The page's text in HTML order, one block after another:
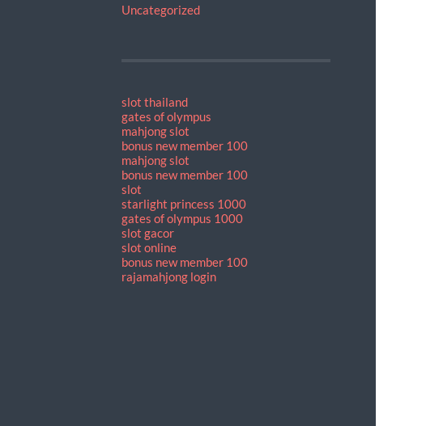
Uncategorized
slot thailand
gates of olympus
mahjong slot
bonus new member 100
mahjong slot
bonus new member 100
slot
starlight princess 1000
gates of olympus 1000
slot gacor
slot online
bonus new member 100
rajamahjong login